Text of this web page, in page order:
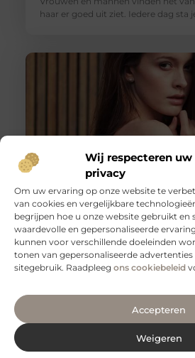
Wij respecteren uw
privacy
Om uw ervaring op onze website te
van cookies en vergelijkbare
begrijpen hoe u onze website gebruikt en
waardevolle en gepersonaliseerde
kunnen voor verschillende doeleinden
tonen van gepersonaliseerde advertenties
sitegebruik. Raadpleeg ons cookiebeleid
Accepteren
Weigeren
haar er goed uit ziet. Iedere dag sta
De procedure van een schaamlip
Tegenwoordig maken
dat er steeds meer mogelijk is. We
ingrepen en procedures doorlopen